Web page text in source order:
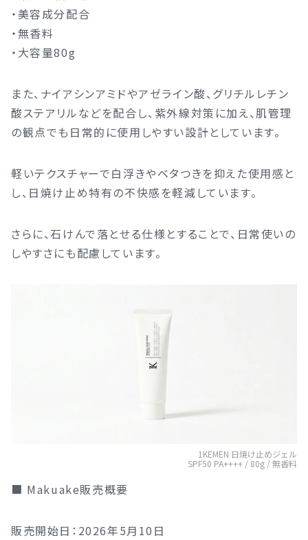
・美容成分配合
・無香料
・大容量80g
また、ナイアシンアミドやアゼライン酸、グリチルレチン
酸ステアリルなどを配合し、紫外線対策に加え、肌管理
の観点でも日常的に使用しやすい設計としています。
軽いテクスチャーで白浮きやベタつきを抑えた使用感と
し、日焼け止め特有の不快感を軽減しています。
さらに、石けんで落とせる仕様とすることで、日常使いの
しやすさにも配慮しています。
1KEMEN 日焼け止めジェル
SPF50 PA++++ / 80g / 無香料
■ Makuake販売概要
販売開始日：2026年5月10日